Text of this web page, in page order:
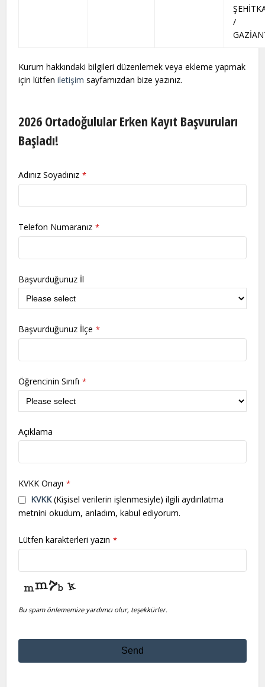
/
Kurum hakkındaki bilgileri düzenlemek veya ekleme yapmak
için lütfeniletişim sayfamızdan bize yazınız.
2026 Ortadoğulular Erken Kayıt Başvuruları
Başladı!
Adınız Soyadınız *
Telefon Numaranız *
Başvurduğunuz İl
Başvurduğunuz İlçe *
Öğrencinin Sınıfı *
Açıklama
KVKK Onayı *
KVKK(Kişisel verilerin işlenmesiyle) ilgili aydınlatma
metnini okudum, anladım, kabul ediyorum.
Lütfen karakterleri yazın *
Bu spam önlememize yardımcı olur, teşekkürler.
Send